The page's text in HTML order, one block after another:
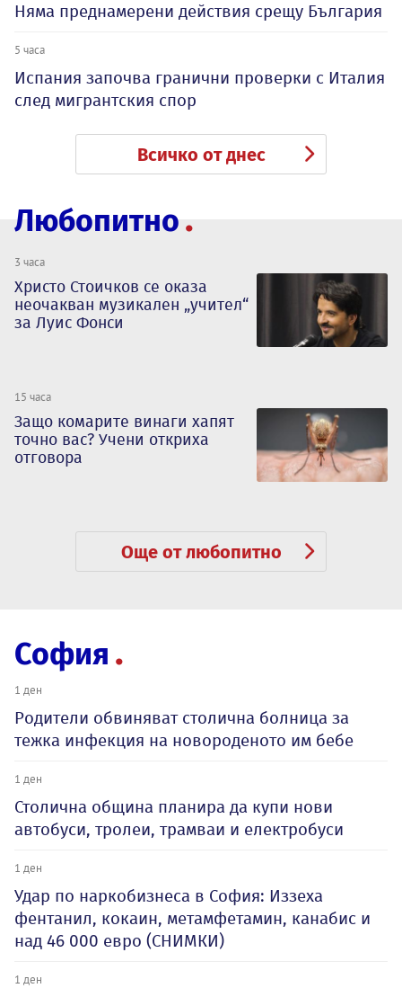
Няма преднамерени действия срещу България
5 часа
Испания започва гранични проверки с Италия
след мигрантския спор
Всичко от днес
Любопитно
3 часа
Христо Стоичков се оказа
неочакван музикален „учител“
за Луис Фонси
15 часа
Защо комарите винаги хапят
точно вас? Учени откриха
отговора
Още от любопитно
София
1 ден
Родители обвиняват столична болница за
тежка инфекция на новороденото им бебе
1 ден
Столична община планира да купи нови
автобуси, тролеи, трамваи и електробуси
1 ден
Удар по наркобизнеса в София: Иззеха
фентанил, кокаин, метамфетамин, канабис и
над 46 000 евро (СНИМКИ)
1 ден